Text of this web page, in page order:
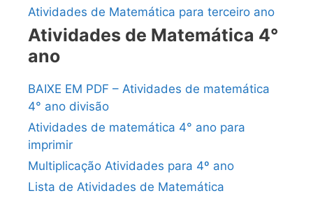
Atividades de Matemática para terceiro ano
Atividades de Matemática 4°
ano
BAIXE EM PDF – Atividades de matemática
4° ano divisão
Atividades de matemática 4° ano para
imprimir
Multiplicação Atividades para 4º ano
Lista de Atividades de Matemática